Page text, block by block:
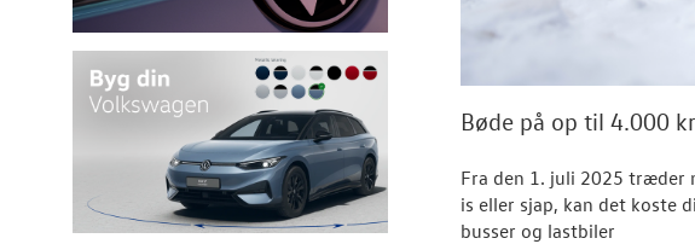
Bøde på op til 4.000
Fra den 1. juli 2025 træder
is eller sjap, kan det koste
busser og lastbiler